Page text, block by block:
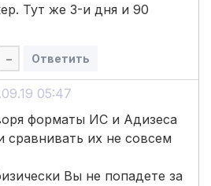
Тут же 3-и дня и 90
– Ответить
05:47
форматы ИС и Адизеса
сравнивать их не совсем
Вы не попадете за